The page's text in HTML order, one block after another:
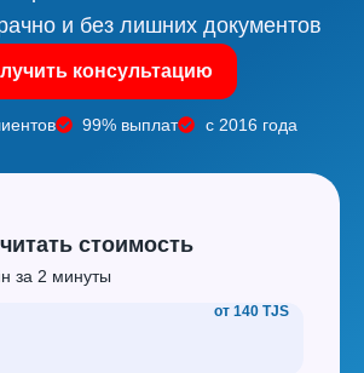
и без лишних документов
консультацию
99% выплат с 2016 года
стоимость
за 2 минуты
от 140 TJS